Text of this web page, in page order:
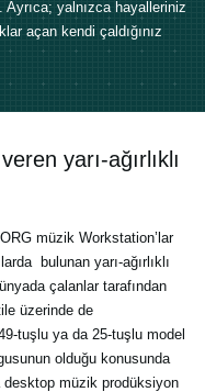
Ayrıca; yalnızca hayalleriniz
açan kendi çaldığınız
yarı-ağırlıklı
müzik Workstation’lar
bulunan yarı-ağırlıklı
çalanlar tarafından
üzerinde de
tuşlu ya da 25-tuşlu model
olduğu konusunda
müzik prodüksiyon